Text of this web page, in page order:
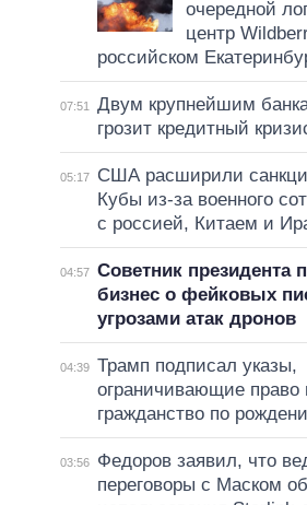
очередной
центр
российском
07:51
Двум крупнейшим
грозит кредитный
05:17
США расширили
Кубы из-за военного
с россией, Китаем и
04:57 Советник президента
бизнес о фейковых
угрозами атак дронов
04:39 Трамп подписал указы,
ограничивающие право
гражданство по
03:56
Федоров заявил, что
переговоры с Маском об